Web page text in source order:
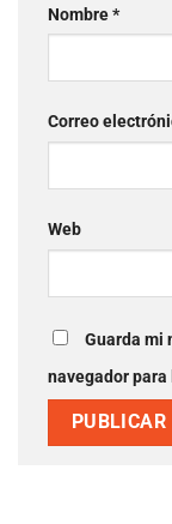
Nombre*
Correo
Web
Guarda mi
navegador